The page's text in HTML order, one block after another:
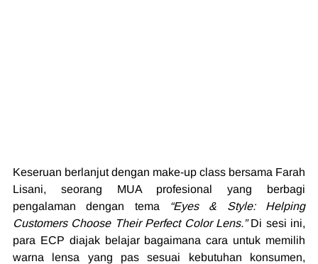
Keseruan berlanjut dengan make-up class bersama Farah
Lisani, seorang MUA profesional yang berbagi
pengalaman dengan tema
“Eyes & Style: Helping
Customers Choose Their Perfect Color Lens.” Di sesi ini,
para ECP diajak belajar bagaimana cara untuk memilih
warna lensa yang pas sesuai kebutuhan konsumen,